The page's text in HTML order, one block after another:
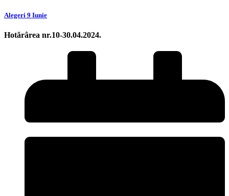
Alegeri 9 Iunie
Hotărârea nr.10-30.04.2024.